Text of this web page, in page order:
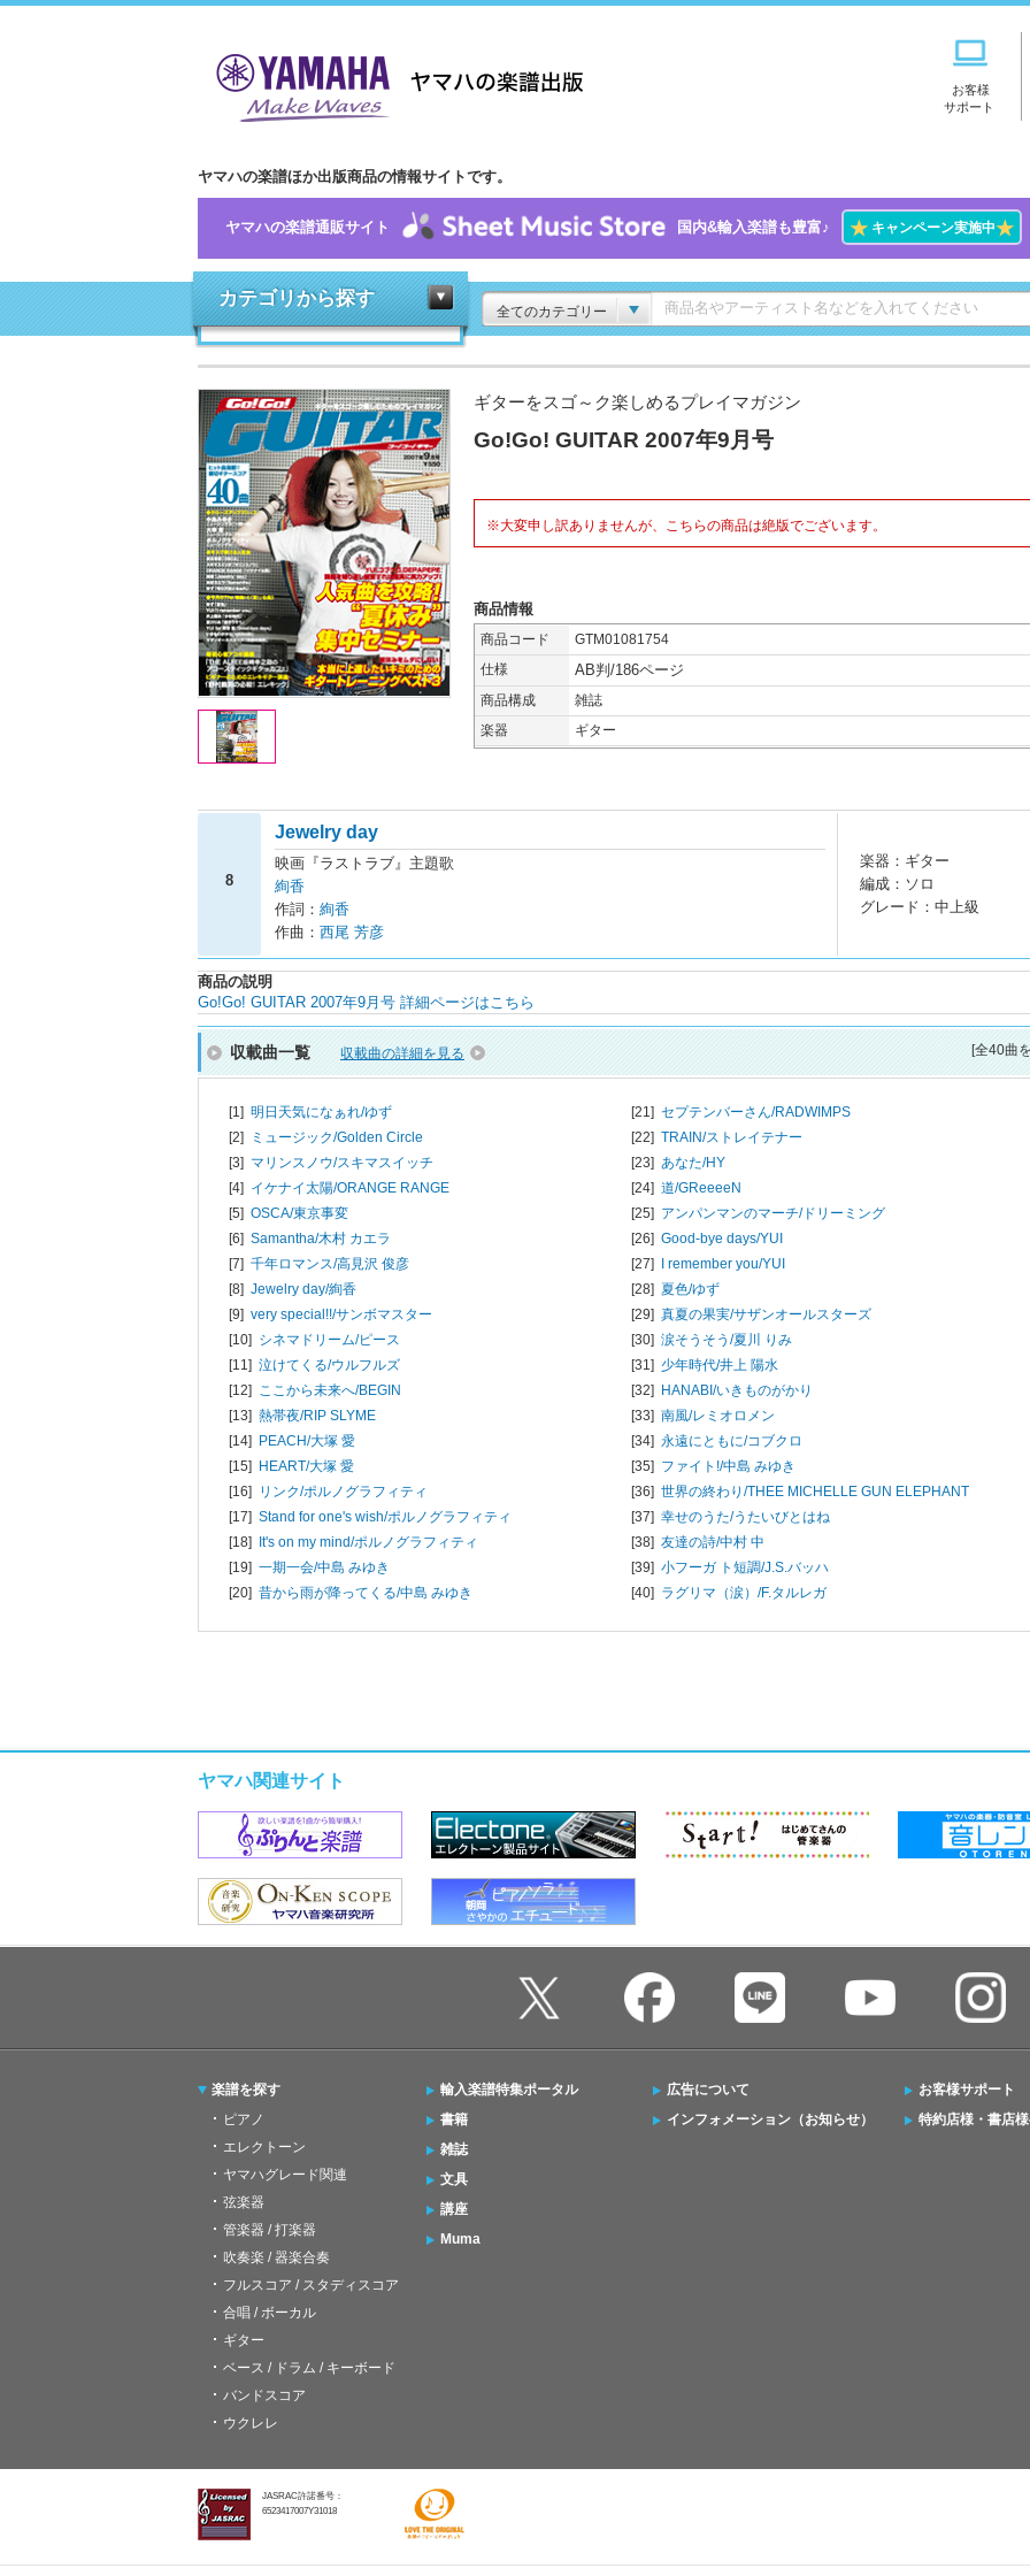
お客様
サポート
ヤマハの楽譜ほか出版商品の情報サイトです。
ヤマハの楽譜通販サイト 国内&輸入楽譜も豊富♪ ★キャンペーン実施中★
カテゴリから探す
全てのカテゴリー
ギターをスゴ～ク楽しめるプレイマガジン
Go!Go! GUITAR 2007年9月号
※大変申し訳ありませんが、こちらの商品は絶版でございます。
商品情報
商品コード
GTM01081754
仕様
AB判/186ページ
商品構成
雑誌
楽器
ギター
8
Jewelry day
映画『ラストラブ』主題歌
絢香
作詞： 絢香
作曲： 西尾 芳彦
楽器：ギター
編成：ソロ
グレード：中上級
商品の説明
Go!Go! GUITAR 2007年9月号 詳細ページはこちら
収載曲一覧 収載曲の詳細を見る [全40曲
[1] 明日天気になぁれ/ゆず
[2]
ミュージック/Golden Circle
[3] マリンスノウ/スキマスイッチ
[4] イケナイ太陽/ORANGE RANGE
[5] OSCA/東京事変
[6] Samantha/木村 カエラ
[7] 千年ロマンス/高見沢 俊彦
[8] Jewelry day/絢香
[9] very special!!/サンボマスター
[10] シネマドリーム/ピース
[11] 泣けてくる/ウルフルズ
[12] ここから未来へ/BEGIN
[13] 熱帯夜/RIP SLYME
[14] PEACH/大塚 愛
[15] HEART/大塚 愛
[16] リンク/ポルノグラフィティ
[17] Stand for one's wish/ポルノグラフィティ
[18] It's on my mind/ポルノグラフィティ
[19] 一期一会/中島 みゆき
[20] 昔から雨が降ってくる/中島 みゆき
[21] セプテンバーさん/RADWIMPS
[22] TRAIN/ストレイテナー
[23] あなた/HY
[24] 道/GReeeeN
[25] アンパンマンのマーチ/ドリーミング
[26] Good-bye days/YUI
[27] I remember you/YUI
[28] 夏色/ゆず
[29] 真夏の果実/サザンオールスターズ
[30] 涙そうそう/夏川 りみ
[31] 少年時代/井上 陽水
[32] HANABI/いきものがかり
[33] 南風/レミオロメン
[34] 永遠にともに/コブクロ
[35] ファイト!/中島 みゆき
[36] 世界の終わり/THEE MICHELLE GUN ELEPHANT
[37] 幸せのうた/うたいびとはね
[38] 友達の詩/中村 中
[39] 小フーガ ト短調/J.S.バッハ
[40] ラグリマ（涙）/F.タルレガ
ヤマハ関連サイト
楽譜を探す
ピアノ
エレクトーン
ヤマハグレード関連
弦楽器
管楽器 / 打楽器
吹奏楽 / 器楽合奏
フルスコア / スタディスコア
合唱 / ボーカル
ギター
ベース / ドラム / キーボード
バンドスコア
ウクレレ
輸入楽譜特集ポータル
書籍
雑誌
文具
講座
Muma
広告について
インフォメーション（お知らせ）
お客様サポート
特約店様・書店
JASRAC許諾番号：
6523417007Y31018